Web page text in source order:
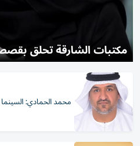
مكتبات الشارقة تحلق بقصص 928 طفلاً
محمد الحمادي: